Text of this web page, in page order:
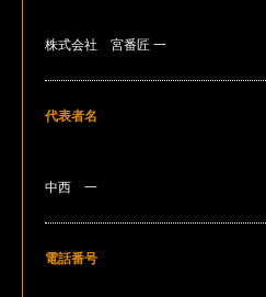
株式会社 宮番匠 一
代表者名
中西 一
電話番号